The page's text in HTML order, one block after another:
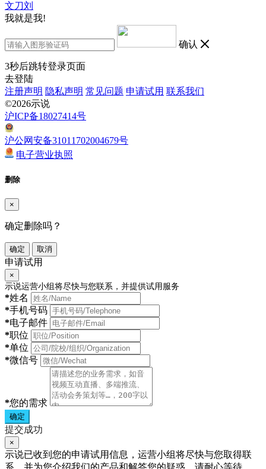
文刀刘
我就是我!
确认
3秒后跳转登录页面
去登陆
注册声明 隐私声明 常见问题 申请试用 联系我们
©2026示说
沪ICP备18027414号
沪公网安备31011702004679号
电子营业执照
删除
×
确定删除吗？
确定 取消
申请试用
×
示说运营小组将尽快与您联系，并提供试用服务
*姓名
*手机号码
*电子邮件
*职位
*单位
*微信号
*您的需求
确定
提交成功
×
示说已收到您的申请试用信息，运营小组将尽快与您取得联